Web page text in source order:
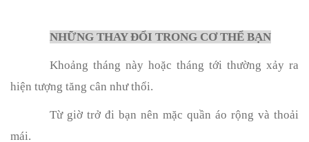
NHỮNG THAY ĐỔI TRONG CƠ THỂ BẠN
Khoảng tháng này hoặc tháng tới thường xảy ra
hiện tượng tăng cân như thổi.
Từ giờ trở đi bạn nên mặc quần áo rộng và thoải
mái.